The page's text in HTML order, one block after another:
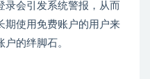
录会引发系统警报，从而
期使用免费账户的用户来
的绊脚石。